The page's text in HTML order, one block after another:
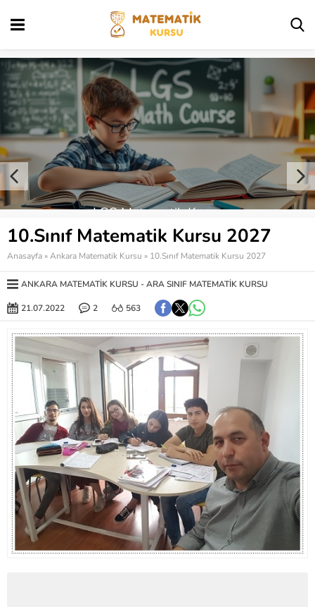
Ümitköy Matematik Kursu
10.Sınıf Matematik Kursu 2027
Anasayfa»Ankara Matematik Kursu » 10.Sınıf Matematik Kursu 2027
ANKARA MATEMATIK KURSU ARA SINIF MATEMATIK KURSU
21.07.2022 2 563